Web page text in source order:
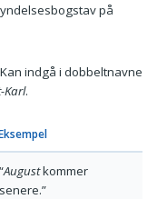
på
indgå i dobbeltnavne
Karl.
“Augustkommer
senere.”